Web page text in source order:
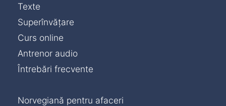
Texte
Superînvățare
Curs online
Antrenor audio
Întrebări frecvente
Norvegiană pentru afaceri